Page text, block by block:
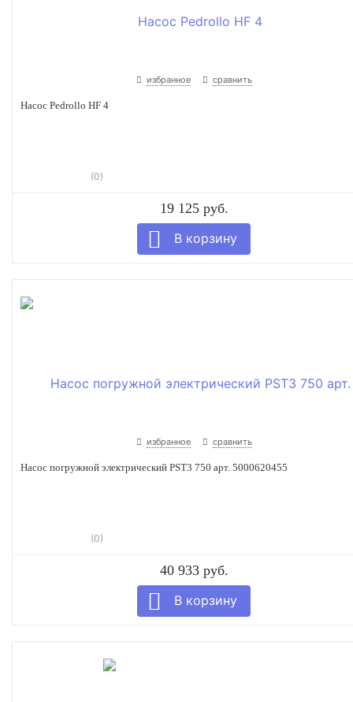
избранное сравнить
Насос Pedrollo HF 4
(0)
19 125 руб.
избранное сравнить
Насос погружной электрический PST3 750 арт. 5000620455
(0)
40 933 руб.